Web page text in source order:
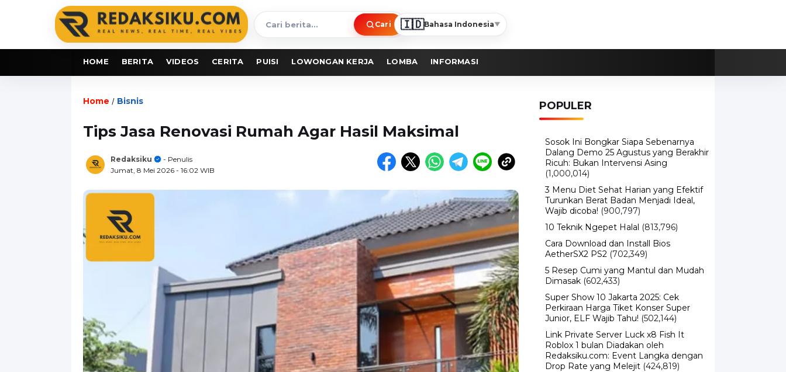
Cari
berita
Cari 🇮🇩Bahasa Indonesia▼
HOME BERITA VIDEOS CERITA PUISI LOWONGAN KERJA LOMBA INFORMASI
Home / Bisnis
Tips Jasa Renovasi Rumah Agar Hasil Maksimal
Redaksiku
- Penulis
Jumat, 8 Mei 2026 - 16:02 WIB
Ricuh: Bukan Intervensi Asing
(1,000,014)
3 Menu Diet Sehat Harian yang Efektif
Wajib dicoba! (900,797)
10 Teknik Ngepet Halal
Cara Download dan Install Bios
5 Resep Cumi yang Mantul dan Mudah
Super Show 10 Jakarta 2025: Cek
Junior, ELF Wajib Tahu! (502,144)
Link Private Server Luck x8 Fish It
Redaksiku.com: Event Langka dengan
Drop Rate yang Melejit (424,819)
10 Film Indonesia Tayang November